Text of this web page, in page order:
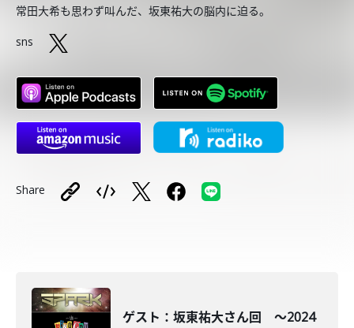
常田大希も思わず叫んだ、坂東祐大の脳内に迫る。
sns
Share
ゲスト：坂東祐大さん回 ～2024